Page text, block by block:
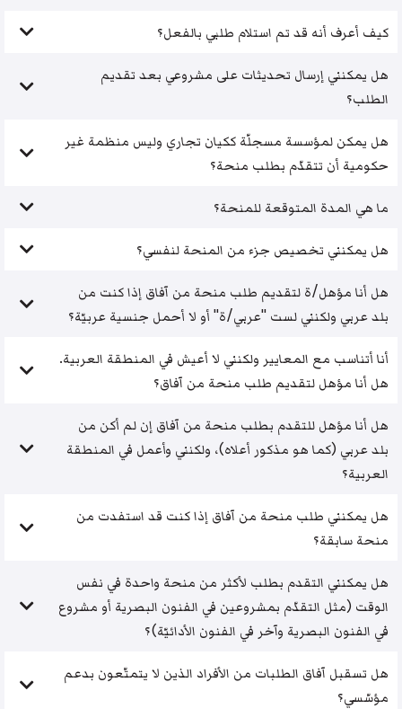
كيف أعرف أنه قد تم استلام طلبي بالفعل؟
هل يمكنني إرسال تحديثات على مشروعي بعد تقديم
الطلب؟
هل يمكن لمؤسسة مسجلّة ككيان تجاري وليس منظمة غير
حكومية أن تتقدّم بطلب منحة؟
ما هي المدة المتوقعة للمنحة؟
هل يمكنني تخصيص جزء من المنحة لنفسي؟
هل أنا مؤهل/ة لتقديم طلب منحة من آفاق إذا كنت من
بلد عربي ولكنني لست "عربي/ة" أو لا أحمل جنسية عربيّة؟
أنا أتناسب مع المعايير ولكنني لا أعيش في المنطقة العربية.
هل أنا مؤهل لتقديم طلب منحة من آفاق؟
هل أنا مؤهل للتقدم بطلب منحة من آفاق إن لم أكن من
بلد عربي (كما هو مذكور أعلاه)، ولكنني وأعمل في المنطقة
العربية؟
هل يمكنني طلب منحة من آفاق إذا كنت قد استفدت من
منحة سابقة؟
هل يمكنني التقدم بطلب لأكثر من منحة واحدة في نفس
الوقت (مثل التقدّم بمشروعين في الفنون البصرية أو مشروع
في الفنون البصرية وآخر في الفنون الأدائيّة)؟
هل تسقبل آفاق الطلبات من الأفراد الذين لا يتمتّعون بدعم
مؤسّسي؟